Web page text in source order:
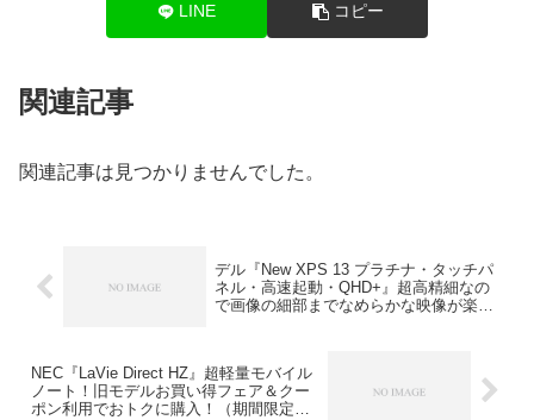
LINE コピー
関連記事
関連記事は見つかりませんでした。
デル『New XPS 13 プラチナ・タッチパ
ネル・高速起動・QHD+』超高精細なの
で画像の細部までなめらかな映像が楽し
NEC『LaVie Direct HZ』超軽量モバイル
ノート！旧モデルお買い得フェア＆クー
ポン利用でおトクに購入！（期間限定・